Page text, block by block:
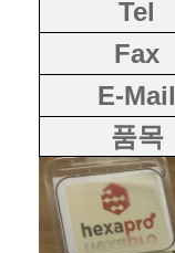
Tel
Fax
E-Mail
품목